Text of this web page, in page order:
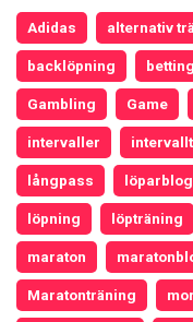
Adidas alternativ
backlöpning betting
Gambling Game
intervaller
långpass
löpning löpträning
maraton
Maratonträning